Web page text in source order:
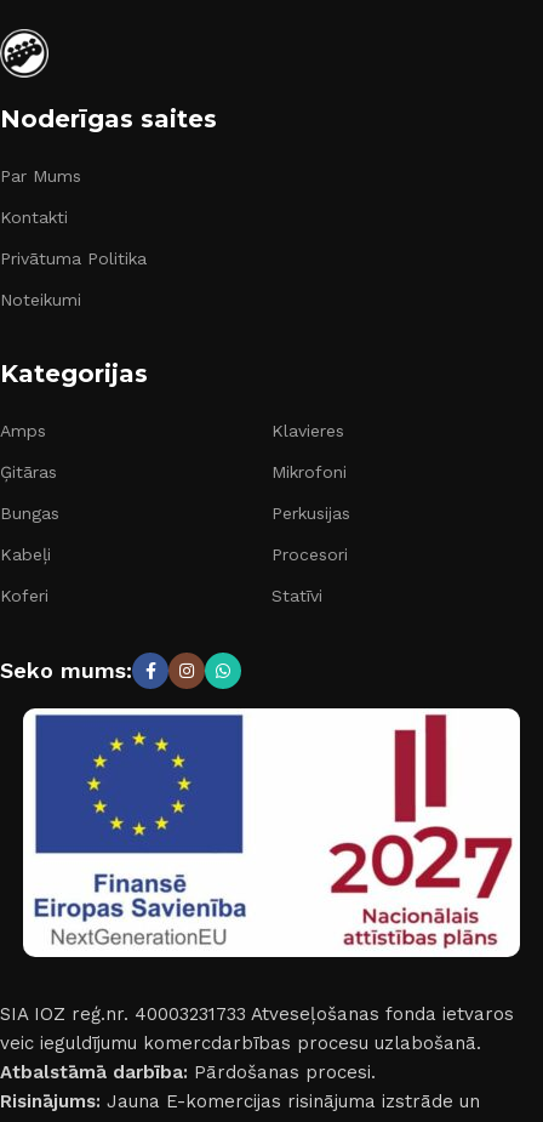
Noderīgas saites
Par Mums
Kontakti
Privātuma Politika
Noteikumi
Kategorijas
Amps
Ģitāras
Bungas
Kabeļi
Koferi
Klavieres
Mikrofoni
Perkusijas
Procesori
Statīvi
Seko mums:
SIA IOZ reģ.nr. 40003231733 Atveseļošanas fonda ietvaros
veic ieguldījumu komercdarbības procesu uzlabošanā.
Atbalstāmā darbība: Pārdošanas procesi.
Risinājums: Jauna E-komercijas risinājuma izstrāde un